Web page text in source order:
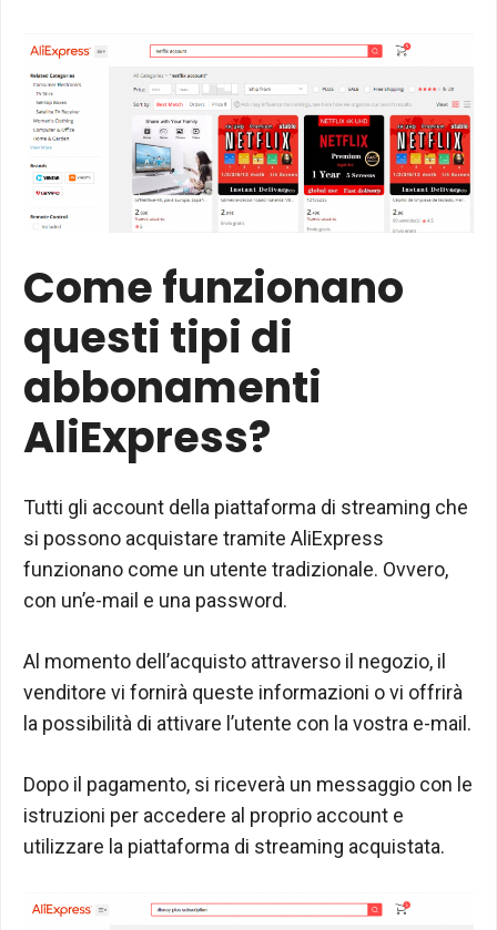
Come funzionano
questi tipi di
abbonamenti
AliExpress?
Tutti gli account della piattaforma di streaming che
si possono acquistare tramite AliExpress
funzionano come un utente tradizionale. Ovvero,
con un’e-mail e una password.
Al momento dell’acquisto attraverso il negozio, il
venditore vi fornirà queste informazioni o vi offrirà
la possibilità di attivare l’utente con la vostra e-mail.
Dopo il pagamento, si riceverà un messaggio con le
istruzioni per accedere al proprio account e
utilizzare la piattaforma di streaming acquistata.